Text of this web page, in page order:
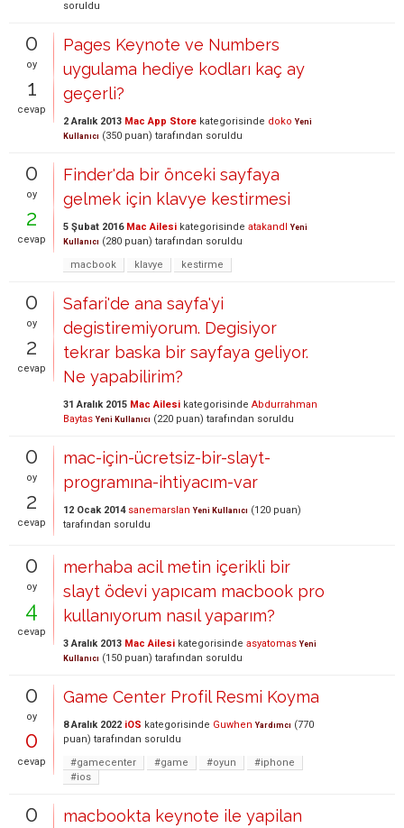
soruldu
0
oy
1
cevap
Pages Keynote ve Numbers
uygulama hediye kodları kaç ay
geçerli?
2 Aralık 2013 Mac App Store kategorisinde doko Yeni
Kullanıcı (350 puan) tarafından soruldu
0
oy
2
cevap
Finder'da bir önceki sayfaya
gelmek için klavye kestirmesi
5 Şubat 2016 Mac Ailesi kategorisinde atakandl Yeni
Kullanıcı (280 puan) tarafından soruldu
macbook
klavye kestirme
0
oy
2
cevap
Safari'de ana sayfa'yi
degistiremiyorum. Degisiyor
tekrar baska bir sayfaya geliyor.
Ne yapabilirim?
31 Aralık 2015 Mac Ailesi kategorisinde Abdurrahman
Baytas Yeni Kullanıcı (220 puan) tarafından soruldu
0
oy
2
cevap
mac-için-ücretsiz-bir-slayt-
programına-ihtiyacım-var
12 Ocak 2014 sanemarslan Yeni Kullanıcı (120 puan)
tarafından soruldu
0
oy
4
cevap
merhaba acil metin içerikli bir
slayt ödevi yapıcam macbook pro
kullanıyorum nasıl yaparım?
3 Aralık 2013 Mac Ailesi kategorisinde asyatomas Yeni
Kullanıcı (150 puan) tarafından soruldu
0
oy
0
cevap
Game Center Profil Resmi Koyma
8 Aralık 2022 iOS kategorisinde Guwhen Yardımcı (770
puan) tarafından soruldu
#gamecenter
#game #oyun
#iphone
#ios
0
macbookta keynote ile yapilan